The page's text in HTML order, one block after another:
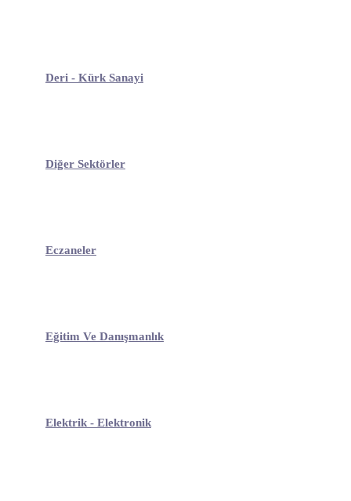
Deri - Kürk Sanayi
Diğer Sektörler
Eczaneler
Eğitim Ve Danışmanlık
Elektrik - Elektronik